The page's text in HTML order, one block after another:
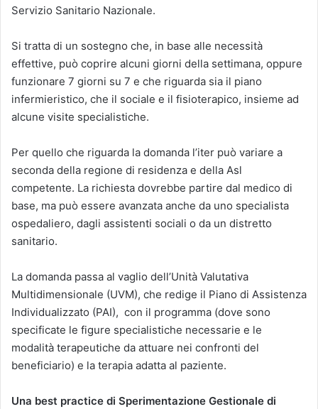
Servizio Sanitario Nazionale.
Si tratta di un sostegno che, in base alle necessità
effettive, può coprire alcuni giorni della settimana, oppure
funzionare 7 giorni su 7 e che riguarda sia il piano
infermieristico, che il sociale e il fisioterapico, insieme ad
alcune visite specialistiche.
Per quello che riguarda la domanda l’iter può variare a
seconda della regione di residenza e della Asl
competente. La richiesta dovrebbe partire dal medico di
base, ma può essere avanzata anche da uno specialista
ospedaliero, dagli assistenti sociali o da un distretto
sanitario.
La domanda passa al vaglio dell’Unità Valutativa
Multidimensionale (UVM), che redige il Piano di Assistenza
Individualizzato (PAI), con il programma (dove sono
specificate le figure specialistiche necessarie e le
modalità terapeutiche da attuare nei confronti del
beneficiario) e la terapia adatta al paziente.
Una best practice di Sperimentazione Gestionale di